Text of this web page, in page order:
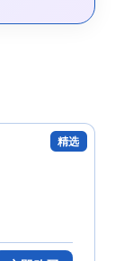
精选